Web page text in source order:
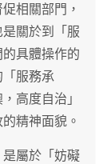
相關部門，
關於到「服
具體操作的
「服務承
高度自治」
精神面貌。
屬於「妨礙